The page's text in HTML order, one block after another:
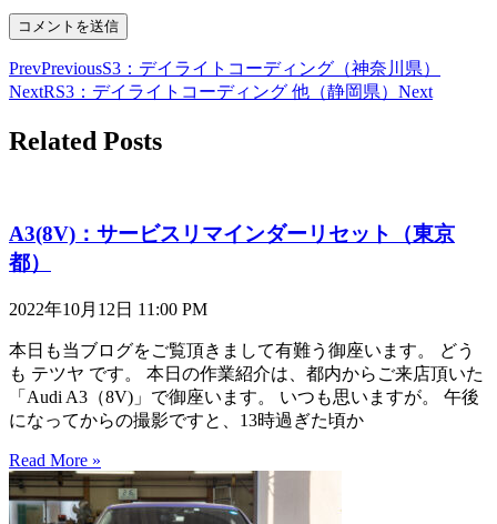
PrevPreviousS3：デイライトコーディング（神奈川県）
NextRS3：デイライトコーディング 他（静岡県） Next
Related Posts
A3(8V)：サービスリマインダーリセット（東京
都）
2022年10月12日 11:00 PM
本日も当ブログをご覧頂きまして有難う御座います。 どう
も テツヤ です。 本日の作業紹介は、都内からご来店頂いた
「Audi A3（8V)」で御座います。 いつも思いますが。 午後
になってからの撮影ですと、13時過ぎた頃か
Read More »